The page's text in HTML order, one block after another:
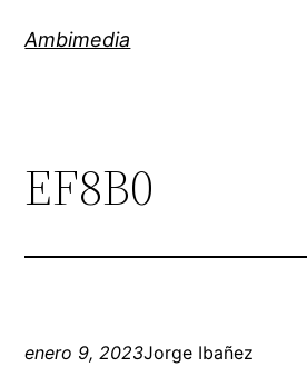
Ambimedia
EF8B0
enero 9, 2023Jorge Ibañez